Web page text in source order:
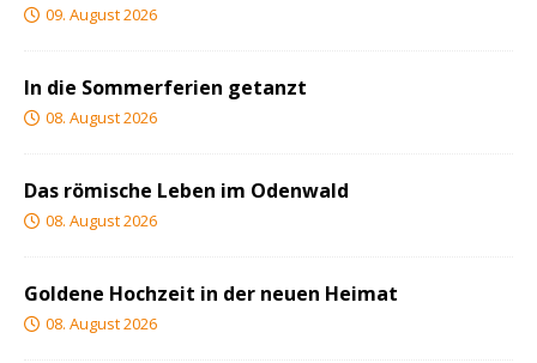
09. August 2026
In die Sommerferien getanzt
08. August 2026
Das römische Leben im Odenwald
08. August 2026
Goldene Hochzeit in der neuen Heimat
08. August 2026